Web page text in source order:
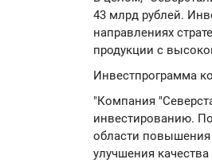
43 млрд рублей.
направлениях
продукции с
Инвестпрограмма
"Компания
инвестированию.
области повышения
улучшения